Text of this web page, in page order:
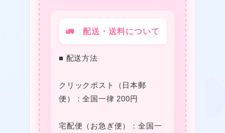
🚛 配送・送料について
■ 配送方法
クリックポスト（日本郵
便）：全国一律 200円
宅配便（お急ぎ便）：全国一
❤